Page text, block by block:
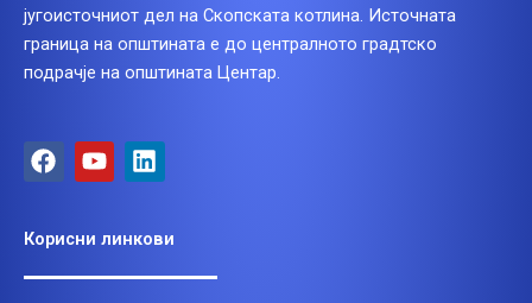
југоисточниот дел на Скопската котлина. Источната
граница на општината е до централното градтско
подрачје на општината Центар.
F
a
b
o
Y
o
u
b
L
i
e
d
Корисни линкови